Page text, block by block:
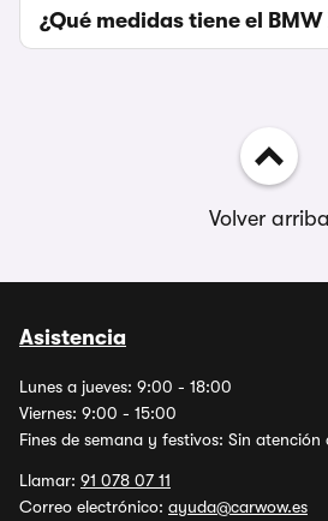
¿Qué medidas tiene el BMW
Volver arriba
Asistencia
Lunes a jueves: 9:00 - 18:00
Viernes: 9:00 - 15:00
Fines de semana y festivos: Sin atención
Llamar: 91 078 07 11
Correo electrónico: ayuda@carwow.es